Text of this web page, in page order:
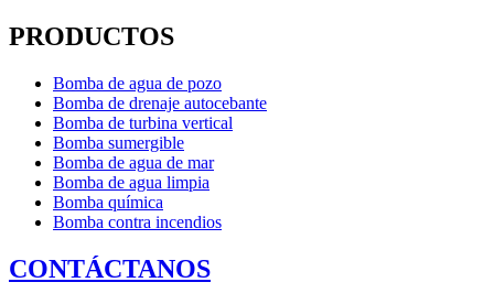
PRODUCTOS
Bomba de agua de pozo
Bomba de drenaje autocebante
Bomba de turbina vertical
Bomba sumergible
Bomba de agua de mar
Bomba de agua limpia
Bomba química
Bomba contra incendios
CONTÁCTANOS